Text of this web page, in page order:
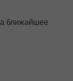
ближайшее